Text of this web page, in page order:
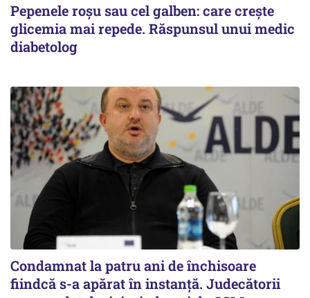
Pepenele roșu sau cel galben: care crește
glicemia mai repede. Răspunsul unui medic
diabetolog
Condamnat la patru ani de închisoare
fiindcă s-a apărat în instanță. Judecătorii